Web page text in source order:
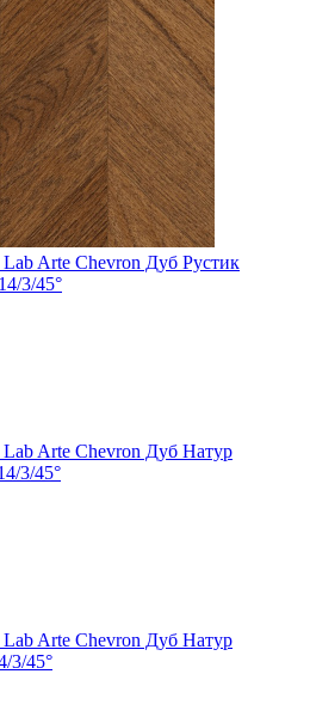
Arte Chevron Дуб Рустик
3/45°
Arte Chevron Дуб Натур
3/45°
Arte Chevron Дуб Натур
3/45°